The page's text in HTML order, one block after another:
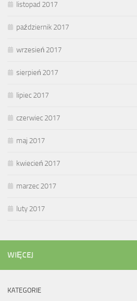
listopad 2017
październik 2017
wrzesień 2017
sierpień 2017
lipiec 2017
czerwiec 2017
maj 2017
kwiecień 2017
marzec 2017
luty 2017
WIĘCEJ
KATEGORIE